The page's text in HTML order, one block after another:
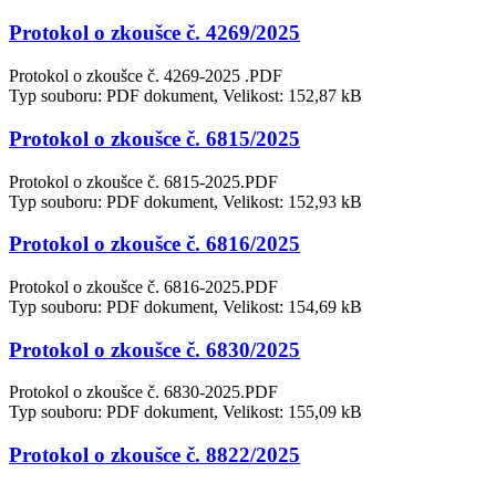
Protokol o zkoušce č. 4269/2025
Protokol o zkoušce č. 4269-2025 .PDF
Typ souboru: PDF dokument, Velikost: 152,87 kB
Protokol o zkoušce č. 6815/2025
Protokol o zkoušce č. 6815-2025.PDF
Typ souboru: PDF dokument, Velikost: 152,93 kB
Protokol o zkoušce č. 6816/2025
Protokol o zkoušce č. 6816-2025.PDF
Typ souboru: PDF dokument, Velikost: 154,69 kB
Protokol o zkoušce č. 6830/2025
Protokol o zkoušce č. 6830-2025.PDF
Typ souboru: PDF dokument, Velikost: 155,09 kB
Protokol o zkoušce č. 8822/2025